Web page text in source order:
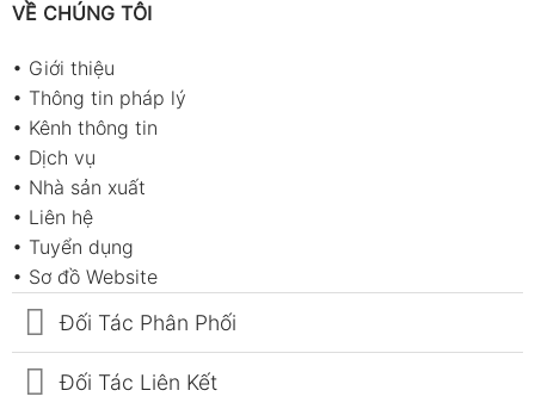
VỀ CHÚNG TÔI
• Giới thiệu
• Thông tin pháp lý
• Kênh thông tin
• Dịch vụ
• Nhà sản xuất
• Liên hệ
• Tuyển dụng
• Sơ đồ Website
Đối Tác Phân Phối
Đối Tác Liên Kết